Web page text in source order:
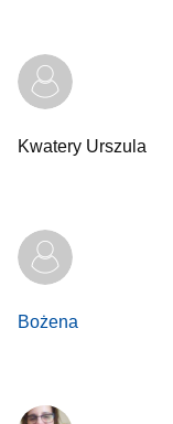
Kwatery Urszula
Bożena